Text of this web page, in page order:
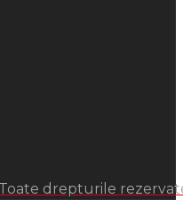
drepturile